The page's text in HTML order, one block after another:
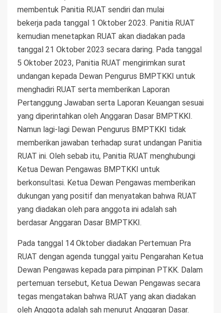
membentuk Panitia RUAT sendiri dan mulai
bekerja pada tanggal 1 Oktober 2023. Panitia RUAT
kemudian menetapkan RUAT akan diadakan pada
tanggal 21 Oktober 2023 secara daring. Pada tanggal
5 Oktober 2023, Panitia RUAT mengirimkan surat
undangan kepada Dewan Pengurus BMPTKKI untuk
menghadiri RUAT serta memberikan Laporan
Pertanggung Jawaban serta Laporan Keuangan sesuai
yang diperintahkan oleh Anggaran Dasar BMPTKKI.
Namun lagi-lagi Dewan Pengurus BMPTKKI tidak
memberikan jawaban terhadap surat undangan Panitia
RUAT ini. Oleh sebab itu, Panitia RUAT menghubungi
Ketua Dewan Pengawas BMPTKKI untuk
berkonsultasi. Ketua Dewan Pengawas memberikan
dukungan yang positif dan menyatakan bahwa RUAT
yang diadakan oleh para anggota ini adalah sah
berdasar Anggaran Dasar BMPTKKI.
Pada tanggal 14 Oktober diadakan Pertemuan Pra
RUAT dengan agenda tunggal yaitu Pengarahan Ketua
Dewan Pengawas kepada para pimpinan PTKK. Dalam
pertemuan tersebut, Ketua Dewan Pengawas secara
tegas mengatakan bahwa RUAT yang akan diadakan
oleh Anggota adalah sah menurut Anggaran Dasar.